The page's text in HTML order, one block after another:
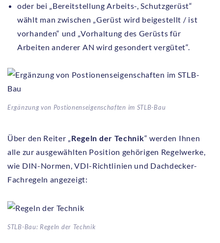
oder bei „Bereitstellung Arbeits-, Schutzgerüst“
wählt man zwischen „Gerüst wird beigestellt / ist
vorhanden“ und „Vorhaltung des Gerüsts für
Arbeiten anderer AN wird gesondert vergütet“.
Ergänzung von Postionenseigenschaften im STLB-Bau
Über den Reiter „ Regeln der Technik“ werden Ihnen
alle zur ausgewählten Position gehörigen Regelwerke,
wie DIN-Normen, VDI-Richtlinien und Dachdecker-
Fachregeln angezeigt:
STLB-Bau: Regeln der Technik